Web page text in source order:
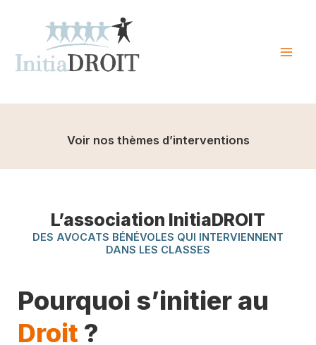
Voir nos thèmes d’interventions
L’association InitiaDROIT
DES AVOCATS BÉNÉVOLES QUI INTERVIENNENT
DANS LES CLASSES
Pourquoi s’initier au
Droit ?